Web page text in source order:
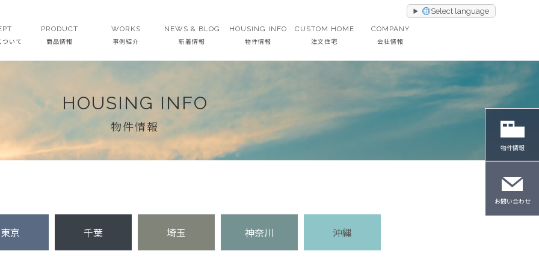
Select language
ついて
PRODUCT
商品情報
WORKS
事例紹介
NEWS & BLOG
新着情報
HOUSING INFO
物件情報
CUSTOM HOME
注文住宅
COMPANY
会社情報
HOUSING INFO
物件情報
東京 千葉 埼玉 神奈川 沖縄
物件情報
お問い合わせ